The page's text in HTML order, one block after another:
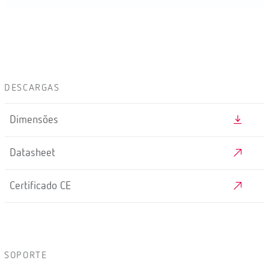
DESCARGAS
Dimensões
Datasheet
Certificado CE
SOPORTE